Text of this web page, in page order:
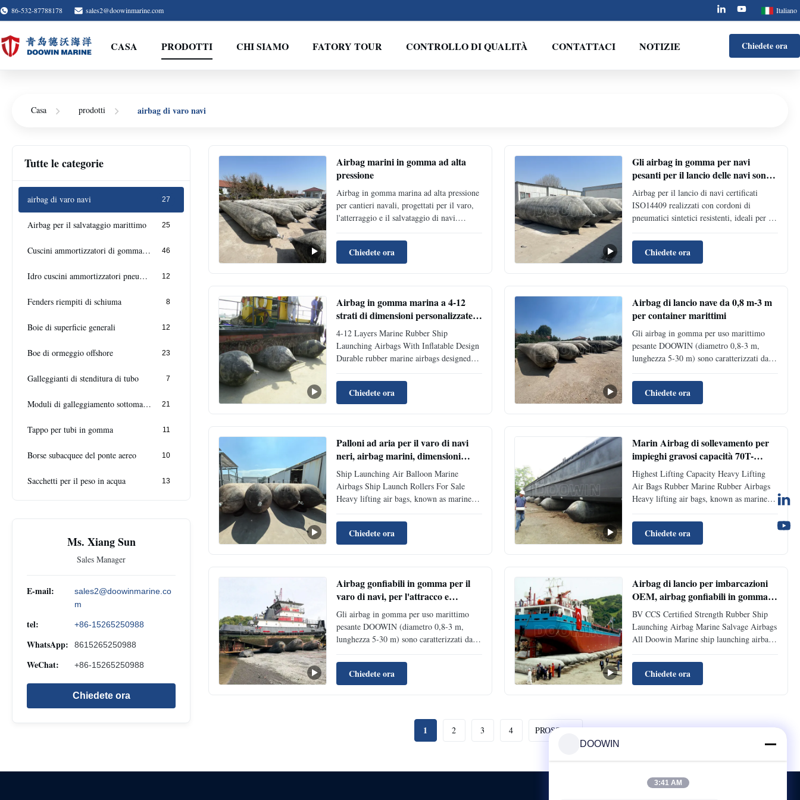
86-532-87788178 sales2@doowinmarine.com Italiano
CASA PRODOTTI CHI SIAMO FATORY TOUR CONTROLLO DI QUALITÀ CONTATTACI NOTIZIE Chiedete ora
Casa prodotti airbag di varo navi
Tutte le categorie
airbag di varo navi 27
Airbag per il salvataggio marittimo 25
Cuscini ammortizzatori di gomma pneumatici 46
Idro cuscini ammortizzatori pneumatici 12
Fenders riempiti di schiuma 8
Boie di superficie generali 12
Boe di ormeggio offshore 23
Galleggianti di stenditura di tubo 7
Moduli di galleggiamento sottomarini 21
Tappo per tubi in gomma 11
Borse subacquee del ponte aereo 10
Sacchetti per il peso in acqua 13
Ms. Xiang Sun
Sales Manager
E-mail:
sales2@doowinmarine.co
m
tel: +86-15265250988
WhatsApp: 8615265250988
WeChat: +86-15265250988
Chiedete ora
Airbag marini in gomma ad alta
pressione
Airbag in gomma marina ad alta pressione
per cantieri navali, progettati per il varo,
l'atterraggio e il salvataggio di navi.
con corda di pneumatico per garantire
durata ed efficienza. Certificati da LR, BV,
CCS e conformi agli standard ISO. Include
Chiedete ora
Gli airbag in gomma per navi
pesanti per il lancio delle navi sono
conformi a GB/T 33487-2017
Airbag per il lancio di navi certificati
ISO14409 realizzati con cordoni di
pneumatici sintetici resistenti, ideali per le
32 m)Affidabile a livello globale per il
risparmio di tempo, flessibile e sicuro
lancio, atterraggio e salvataggio delle navi.
Chiedete ora
Airbag in gomma marina a 4-12
strati di dimensioni personalizzate
per il varo/l'atterraggio di navi
4-12 Layers Marine Rubber Ship
Launching Airbags With Inflatable Design
Durable rubber marine airbags designed
operations. These specialized marine
rubber airbags, also known as roller bags
or inflatable marine airbags, provide an
Chiedete ora
Airbag di lancio nave da 0,8 m-3 m
per container marittimi
Gli airbag in gomma per uso marittimo
pesante DOOWIN (diametro 0,8-3 m,
lunghezza 5-30 m) sono caratterizzati da
sintetico per il varo/sollevamento di navi
(capacità di oltre 1.000 tonnellate).
Certificati (CCS/ABS/LR/BV), conformi
esplosione garantisce una durata di 6-10
anni. Sono disponibili opzioni
personalizzate.
Chiedete ora
Palloni ad aria per il varo di navi
neri, airbag marini, dimensioni
personalizzate
Ship Launching Air Balloon Marine
Airbags Ship Launch Rollers For Sale
Heavy lifting air bags, known as marine
are made of heavy-duty synthetic-tire-cord
layers with inner and outer rubber layers in
a long cylindrical balloon shape. The
Chiedete ora
Marin Airbag di sollevamento per
impieghi gravosi capacità 70T-
1000T resistente all'abrasione
Highest Lifting Capacity Heavy Lifting
Air Bags Rubber Marine Rubber Airbags
Heavy lifting air bags, known as marine
are made of heavy-duty synthetic-tire-cord
layers with inner and outer rubber layers in
a long cylindrical balloon shape. The
Chiedete ora
Airbag gonfiabili in gomma per il
varo di navi, per l'attracco e
l'alaggio di imbarcazioni
Gli airbag in gomma per uso marittimo
pesante DOOWIN (diametro 0,8-3 m,
lunghezza 5-30 m) sono caratterizzati da
sintetico per il varo/sollevamento di navi
(capacità di oltre 1.000 tonnellate).
Certificati (CCS/ABS/LR/BV), conformi
esplosione garantisce una durata di 6-10
anni. Sono disponibili opzioni
Chiedete ora
Airbag di lancio per imbarcazioni
OEM, airbag gonfiabili in gomma
sintetica per imbarcazioni
BV CCS Certified Strength Rubber Ship
Launching Airbag Marine Salvage Airbags
All Doowin Marine ship launching airbags
compliant with ISO 14409:2011 Ships and
marine technology -- Ship launching
airbags. To learn more technology, please
Chiedete ora
1 2 3 4 PROSSIMO
DOOWIN
3:41 AM